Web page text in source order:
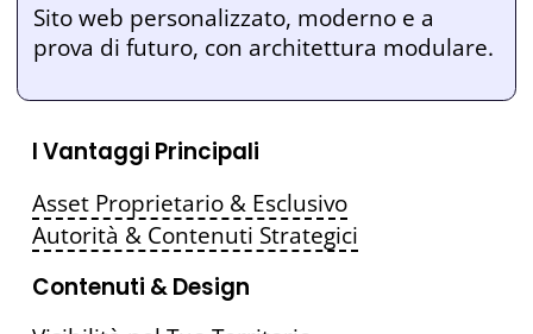
Sito web personalizzato, moderno e a
prova di futuro, con architettura modulare.
I Vantaggi Principali
Asset Proprietario & Esclusivo
Autorità & Contenuti Strategici
Contenuti & Design